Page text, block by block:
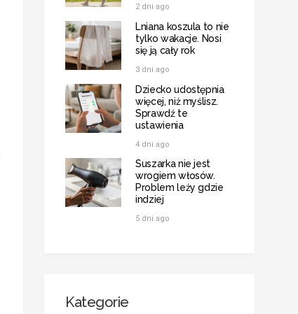
2 dni ago
Lniana koszula to nie
tylko wakacje. Nosi
się ją cały rok
3 dni ago
Dziecko udostępnia
więcej, niż myślisz.
Sprawdź te
ustawienia
4 dni ago
Suszarka nie jest
wrogiem włosów.
Problem leży gdzie
indziej
5 dni ago
Kategorie